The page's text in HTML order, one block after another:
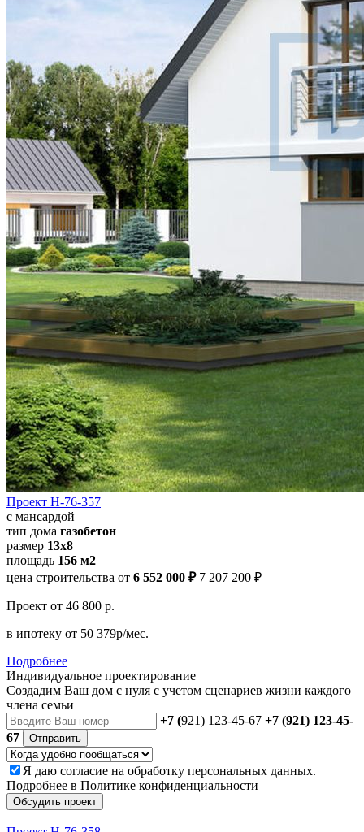
Проект Н-76-357
с мансардой
тип дома газобетон
размер 13x8
площадь 156 м2
цена строительства от 6 552 000 ₽ 7 207 200 ₽
Проект от 46 800 р.
в ипотеку от 50 379р/мес.
Подробнее
Индивидуальное проектирование
Создадим Ваш дом с нуля с учетом сценариев жизни каждого
члена семьи
+7 (921) 123-45-67 +7 (921) 123-45-
67
Отправить
Я даю согласие на обработку персональных данных.
Подробнее в Политике конфиденциальности
Обсудить проект